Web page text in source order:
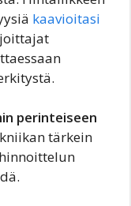
kaavioitasi
perinteiseen
tärkein